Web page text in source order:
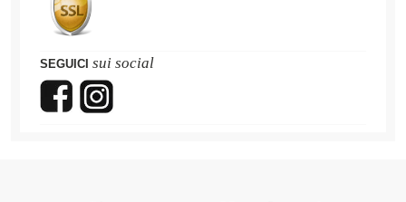
SEGUICI sui social